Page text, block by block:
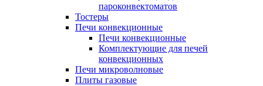
пароконвектоматов
Тостеры
Печи конвекционные
Печи конвекционные
Комплектующие для печей
конвекционных
Печи микроволновые
Плиты газовые